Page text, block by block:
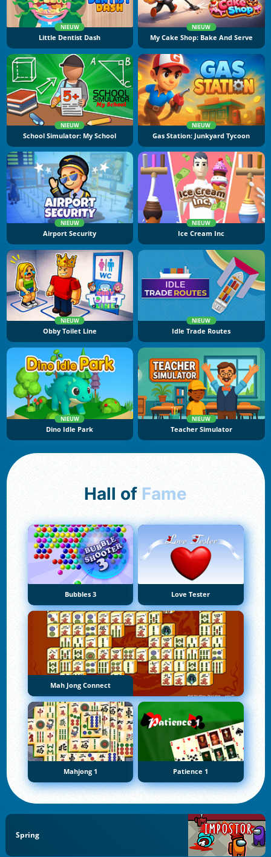
NIEUW
Little Dentist Dash
NIEUW
My Cake Shop: Bake And Serve
NIEUW
School Simulator: My School
NIEUW
Gas Station: Junkyard Tycoon
NIEUW
Airport Security
NIEUW
Ice Cream Inc
NIEUW
Obby Toilet Line
NIEUW
Idle Trade Routes
NIEUW
Dino Idle Park
NIEUW
Teacher Simulator
Hall of Fame
Bubbles 3 Love Tester
Mah Jong Connect
Mahjong 1 Patience 1
Spring